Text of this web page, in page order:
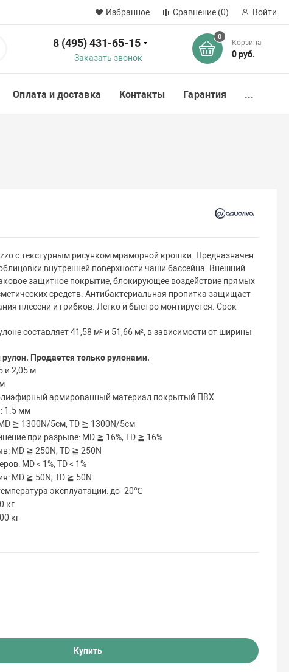
Избранное Сравнение (0) Войти
8 (495) 431-65-15
Заказать звонок
0
Корзина
0 руб.
Оплата и доставка Контакты Гарантия ...
с текстурным рисунком мраморной крошки. Предназначен
внутренней поверхности чаши бассейна. Внешний
защитное покрытие, блокирующее воздействие прямых
средств. Антибактериальная пропитка защищает
плесени и грибков. Легко и быстро монтируется. Срок
составляет 41,58 м² и 51,66 м², в зависимости от ширины
рулон. Продается только рулонами.
и 2,05 м
армированный материал покрытый ПВХ
1.5 мм
≧ 1300N/5см, TD ≧ 1300N/5см
при разрыве: MD ≧ 16%, TD ≧ 16%
MD ≧ 250N, TD ≧ 250N
MD < 1%, TD < 1%
MD ≧ 50N, TD ≧ 50N
эксплуатации: до -20℃
кг
кг
Купить